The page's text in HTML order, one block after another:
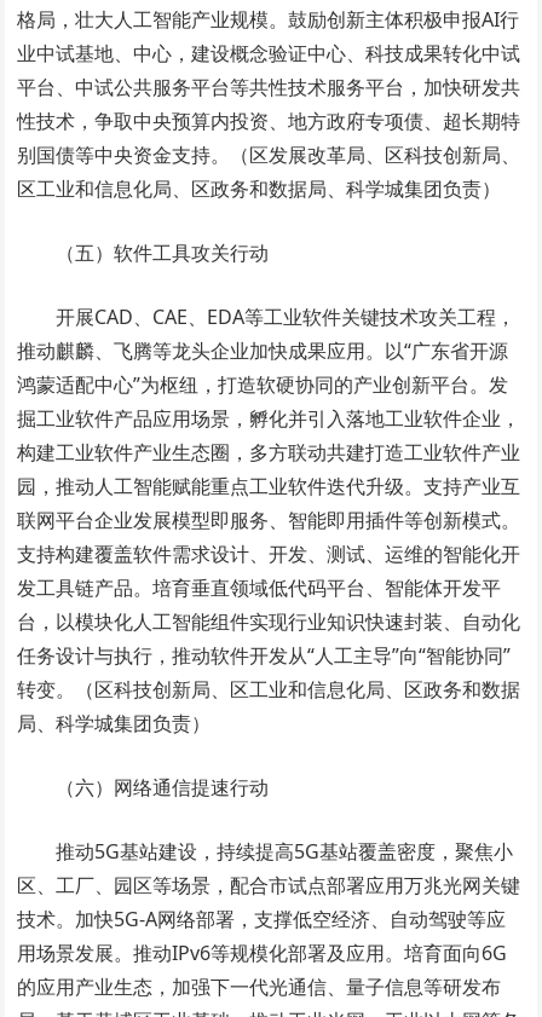
格局，壮大人工智能产业规模。鼓励创新主体积极申报AI行
业中试基地、中心，建设概念验证中心、科技成果转化中试
平台、中试公共服务平台等共性技术服务平台，加快研发共
性技术，争取中央预算内投资、地方政府专项债、超长期特
别国债等中央资金支持。（区发展改革局、区科技创新局、
区工业和信息化局、区政务和数据局、科学城集团负责）
（五）软件工具攻关行动
开展CAD、CAE、EDA等工业软件关键技术攻关工程，
推动麒麟、飞腾等龙头企业加快成果应用。以“广东省开源
鸿蒙适配中心”为枢纽，打造软硬协同的产业创新平台。发
掘工业软件产品应用场景，孵化并引入落地工业软件企业，
构建工业软件产业生态圈，多方联动共建打造工业软件产业
园，推动人工智能赋能重点工业软件迭代升级。支持产业互
联网平台企业发展模型即服务、智能即用插件等创新模式。
支持构建覆盖软件需求设计、开发、测试、运维的智能化开
发工具链产品。培育垂直领域低代码平台、智能体开发平
台，以模块化人工智能组件实现行业知识快速封装、自动化
任务设计与执行，推动软件开发从“人工主导”向“智能协同”
转变。（区科技创新局、区工业和信息化局、区政务和数据
局、科学城集团负责）
（六）网络通信提速行动
推动5G基站建设，持续提高5G基站覆盖密度，聚焦小
区、工厂、园区等场景，配合市试点部署应用万兆光网关键
技术。加快5G-A网络部署，支撑低空经济、自动驾驶等应
用场景发展。推动IPv6等规模化部署及应用。培育面向6G
的应用产业生态，加强下一代光通信、量子信息等研发布